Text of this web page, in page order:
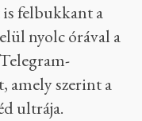
is felbukkant a
nyolc órával a
amely szerint a
ultrája.